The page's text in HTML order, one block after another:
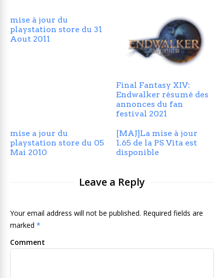
mise à jour du
playstation store du 31
Aout 2011
Final Fantasy XIV:
Endwalker résumé des
annonces du fan
festival 2021
mise a jour du
playstation store du 05
Mai 2010
[MAJ]La mise à jour
1.65 de la PS Vita est
disponible
Leave a Reply
Your email address will not be published. Required fields are
marked *
Comment